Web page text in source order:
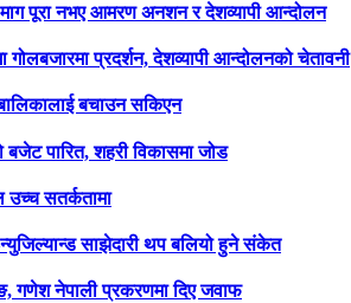
पूरा नभए आमरण अनशन र देशव्यापी आन्दोलन
गोलबजारमा प्रदर्शन, देशव्यापी आन्दोलनको चेतावनी
बचाउन सकिएन
पारित, शहरी विकासमा जोड
उच्च सतर्कतामा
साझेदारी थप बलियो हुने संकेत
गणेश नेपाली प्रकरणमा दिए जवाफ